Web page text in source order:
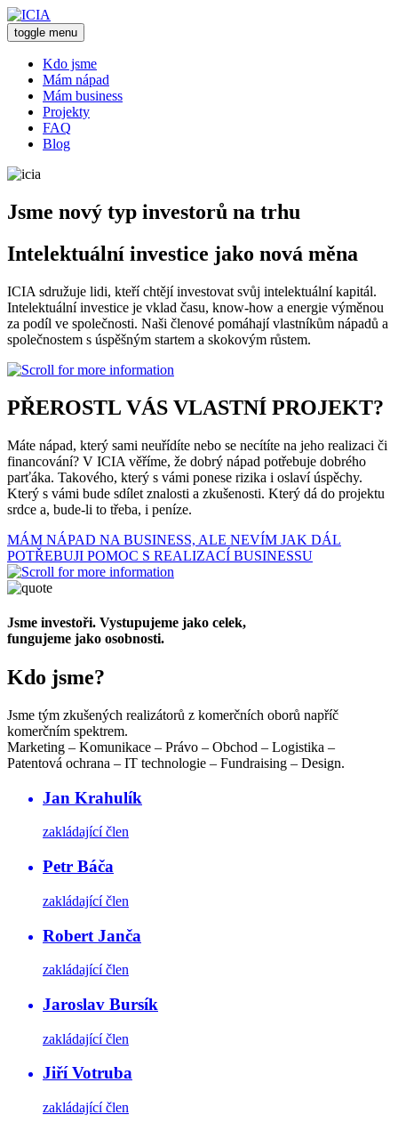
toggle menu
Kdo jsme
Mám nápad
Mám business
Projekty
FAQ
Blog
Jsme nový typ investorů na trhu
Intelektuální investice jako nová měna
ICIA sdružuje lidi, kteří chtějí investovat svůj intelektuální kapitál.
Intelektuální investice je vklad času, know-how a energie výměnou
za podíl ve společnosti. Naši členové pomáhají vlastníkům nápadů a
společnostem s úspěšným startem a skokovým růstem.
PŘEROSTL VÁS VLASTNÍ PROJEKT?
Máte nápad, který sami neuřídíte nebo se necítíte na jeho realizaci či
financování? V ICIA věříme, že dobrý nápad potřebuje dobrého
parťáka. Takového, který s vámi ponese rizika i oslaví úspěchy.
Který s vámi bude sdílet znalosti a zkušenosti. Který dá do projektu
srdce a, bude-li to třeba, i peníze.
MÁM NÁPAD NA BUSINESS, ALE NEVÍM JAK DÁL
POTŘEBUJI POMOC S REALIZACÍ BUSINESSU
Jsme investoři. Vystupujeme jako celek,
fungujeme jako osobnosti.
Kdo jsme?
Jsme tým zkušených realizátorů z komerčních oborů napříč
komerčním spektrem.
Marketing – Komunikace – Právo – Obchod – Logistika –
Patentová ochrana – IT technologie – Fundraising – Design.
Jan Krahulík
zakládající člen
Petr Báča
zakládající člen
Robert Janča
zakládající člen
Jaroslav Bursík
zakládající člen
Jiří Votruba
zakládající člen